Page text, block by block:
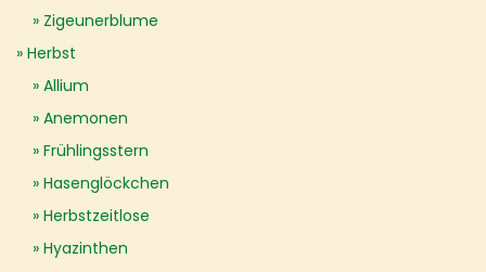
Zigeunerblume
Herbst
Allium
Anemonen
Frühlingsstern
Hasenglöckchen
Herbstzeitlose
Hyazinthen